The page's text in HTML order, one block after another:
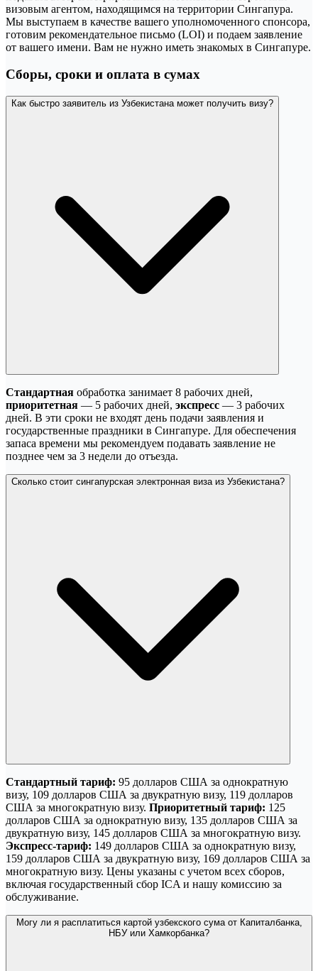
визовым агентом, находящимся на территории Сингапура.
Мы выступаем в качестве вашего уполномоченного спонсора,
готовим рекомендательное письмо (LOI) и подаем заявление
от вашего имени. Вам не нужно иметь знакомых в Сингапуре.
Сборы, сроки и оплата в сумах
Как быстро заявитель из Узбекистана может получить визу?
Стандартная обработка занимает 8 рабочих дней,
приоритетная — 5 рабочих дней, экспресс — 3 рабочих
дней. В эти сроки не входят день подачи заявления и
государственные праздники в Сингапуре. Для обеспечения
запаса времени мы рекомендуем подавать заявление не
позднее чем за 3 недели до отъезда.
Сколько стоит сингапурская электронная виза из Узбекистана?
Стандартный тариф: 95 долларов США за однократную
визу, 109 долларов США за двукратную визу, 119 долларов
США за многократную визу. Приоритетный тариф: 125
долларов США за однократную визу, 135 долларов США за
двукратную визу, 145 долларов США за многократную визу.
Экспресс-тариф: 149 долларов США за однократную визу,
159 долларов США за двукратную визу, 169 долларов США за
многократную визу. Цены указаны с учетом всех сборов,
включая государственный сбор ICA и нашу комиссию за
обслуживание.
Могу ли я расплатиться картой узбекского сума от Капиталбанка,
НБУ или Хамкорбанка?